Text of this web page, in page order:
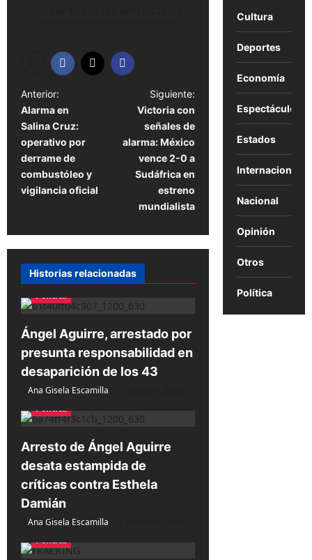
N
a
v
e
g
i
ó
d
e
e
n
r
a
d
a
s
Anterior:
Alarma en
Salina Cruz:
operativo por
derrame de
combustóleo y
vigilancia oficial
Siguiente:
Victoria con
señales de
alarma: México
vence 2-0 a
Sudáfrica en
estreno
mundialista
Historias relacionadas
Política
Ángel Aguirre, arrestado por
presunta responsabilidad en
desaparición de los 43
Ana Gisela Escamilla
Política
Arresto de Ángel Aguirre
desata estampida de
críticas contra Esthela
Damián
Ana Gisela Escamilla
Política
Cultura
Deportes
Economía
Espectáculos
Estados
Internacional
Nacional
Opinión
Otros
Política